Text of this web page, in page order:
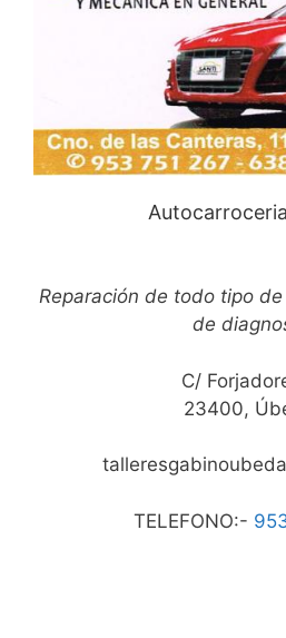
Reparación de todo tipo
de
C/
23400,
TELEFONO:-